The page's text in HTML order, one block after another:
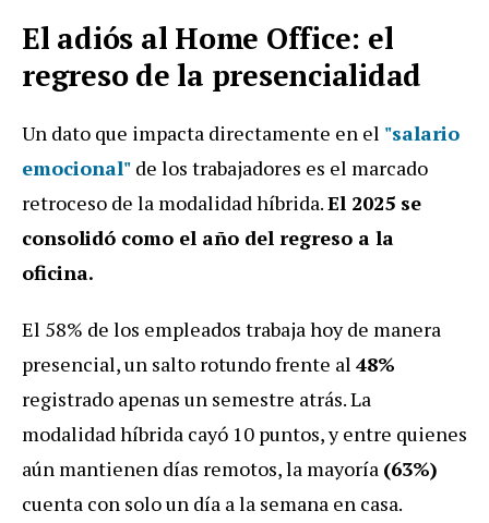
El adiós al Home Office: el
regreso de la presencialidad
Un dato que impacta directamente en el "salario
emocional" de los trabajadores es el marcado
retroceso de la modalidad híbrida.El 2025 se
consolidó como el año del regreso a la
oficina.
El 58% de los empleados trabaja hoy de manera
presencial, un salto rotundo frente al 48%
registrado apenas un semestre atrás. La
modalidad híbrida cayó 10 puntos, y entre quienes
aún mantienen días remotos, la mayoría (63%)
cuenta con solo un día a la semana en casa.